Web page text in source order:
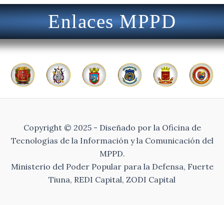
Enlaces MPPD
Copyright © 2025 - Diseñado por la Oficina de
Tecnologías de la Información y la Comunicación del
MPPD.
Ministerio del Poder Popular para la Defensa, Fuerte
Tiuna, REDI Capital, ZODI Capital